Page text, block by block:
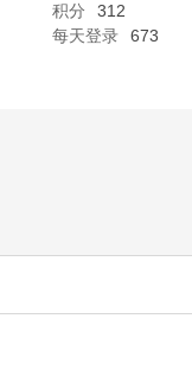
积分
312
每天登录
673